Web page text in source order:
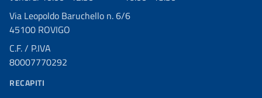
Via Leopoldo Baruchello n. 6/6
45100 ROVIGO
C.F. / P.IVA
80007770292
RECAPITI